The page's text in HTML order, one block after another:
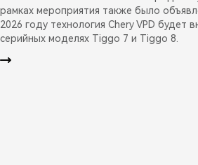
рамках мероприятия также было
2026 году технология Chery VPD будет
серийных моделях Tiggo 7 и Tiggo 8.